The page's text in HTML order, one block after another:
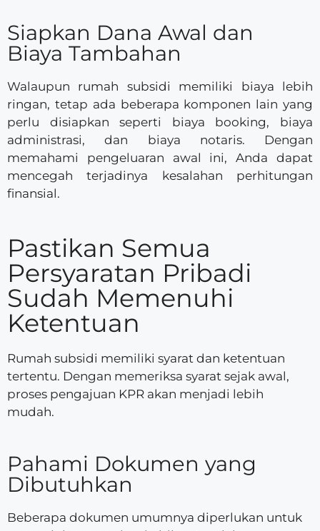
Siapkan Dana Awal dan
Biaya Tambahan
Walaupun rumah subsidi memiliki biaya lebih
ringan, tetap ada beberapa komponen lain yang
perlu disiapkan seperti biaya booking, biaya
administrasi, dan biaya notaris. Dengan
memahami pengeluaran awal ini, Anda dapat
mencegah terjadinya kesalahan perhitungan
finansial.
Pastikan Semua
Persyaratan Pribadi
Sudah Memenuhi
Ketentuan
Rumah subsidi memiliki syarat dan ketentuan
tertentu. Dengan memeriksa syarat sejak awal,
proses pengajuan KPR akan menjadi lebih
mudah.
Pahami Dokumen yang
Dibutuhkan
Beberapa dokumen umumnya diperlukan untuk